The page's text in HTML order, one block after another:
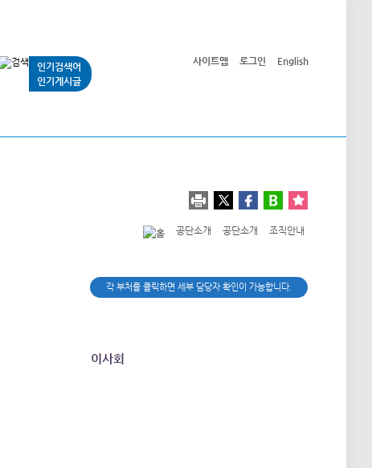
인기검색어
인기게시글
사이트맵 로그인 English
공단소개 공단소개 조직안내
각 부처를 클릭하면 세부 담당자 확인이 가능합니다.
이사회